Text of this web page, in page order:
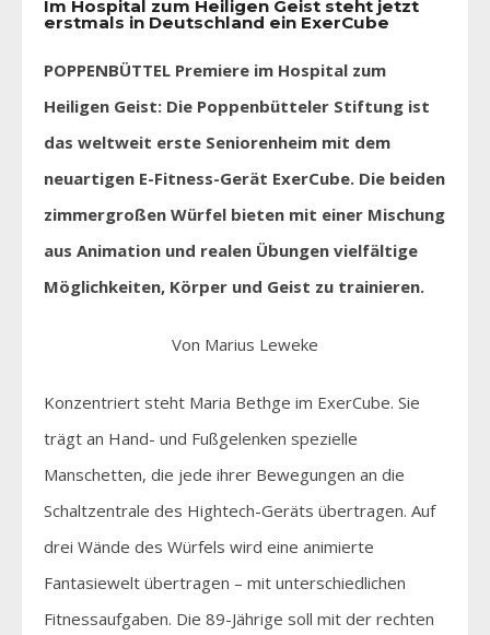
Im Hospital zum Heiligen Geist steht jetzt
erstmals in Deutschland ein ExerCube
POPPENBÜTTEL Premiere im Hospital zum
Heiligen Geist: Die Poppenbütteler Stiftung ist
das weltweit erste Seniorenheim mit dem
neuartigen E-Fitness-Gerät ExerCube. Die beiden
zimmergroßen Würfel bieten mit einer Mischung
aus Animation und realen Übungen vielfältige
Möglichkeiten, Körper und Geist zu trainieren.
Von Marius Leweke
Konzentriert steht Maria Bethge im ExerCube. Sie
trägt an Hand- und Fußgelenken spezielle
Manschetten, die jede ihrer Bewegungen an die
Schaltzentrale des Hightech-Geräts übertragen. Auf
drei Wände des Würfels wird eine animierte
Fantasiewelt übertragen – mit unterschiedlichen
Fitnessaufgaben. Die 89-Jährige soll mit der rechten